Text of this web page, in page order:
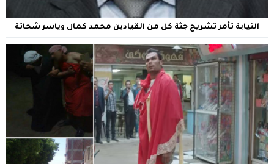
النيابة تأمر تشريح جثة كل من القيادين محمد كمال وياسر شحاتة